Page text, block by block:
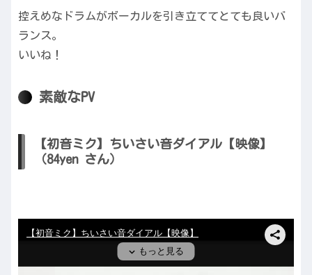
控えめなドラムがボーカルを引き立ててとても良いバ
ランス。
いいね！
素敵なPV
【初音ミク】ちいさい音ダイアル【映像】
（84yen さん）